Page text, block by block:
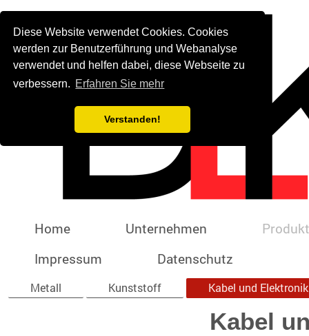
Diese Website verwendet Cookies. Cookies
werden zur Benutzerführung und Webanalyse
verwendet und helfen dabei, diese Webseite zu
verbessern. Erfahren Sie mehr
Verstanden!
Home Unternehmen
Impressum
Datenschutz
Metall Kunststoff Kabel und Elektronik
Kabel